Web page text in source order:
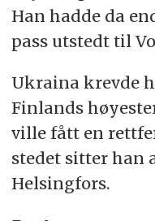
Han hadde da
pass utstedt til
Ukraina krevde
Finlands
ville fått en
stedet sitter han
Helsingfors.